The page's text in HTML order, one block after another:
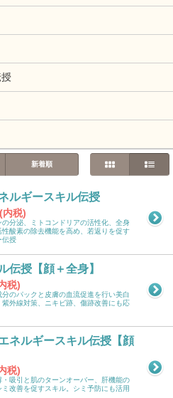
新着順
ルギースキル伝授
内税)
の分泌、ミトコンドリアの活性化、全身
性酸素の除去機能を高め、若返りを促す
伝授
伝授【顔＋全身】
税)
分のパックと皮膚の血流促進を行い美白
紫外線対策、ニキビ跡、傷跡改善にも応
ネルギースキル伝授【顔
税)
・吸引と肌のターンオーバー、肝機能の
改善を促すスキル。シミ予防にも活用